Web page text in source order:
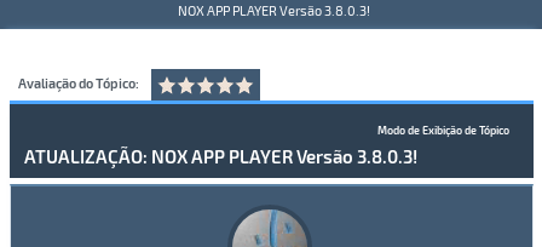
NOX APP PLAYER Versão 3.8.0.3!
Avaliação do Tópico:
Modo de Exibição de Tópico
ATUALIZAÇÃO: NOX APP PLAYER Versão 3.8.0.3!